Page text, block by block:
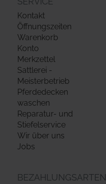
Kontakt
Öffnungszeiten
Warenkorb
Konto
Merkzettel
Sattlerei -
Meisterbetrieb
Pferdedecken
waschen
Reparatur- und
Stiefelservice
Wir über uns
Jobs
BEZAHLUNGSARTEN